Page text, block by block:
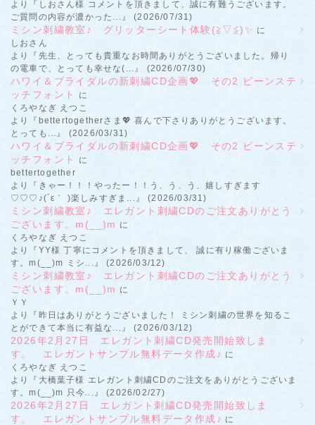
より『しおさん様 コメントを頂きまして、誠に有難うございます。
ご質問の内容が濃かった...』 (2026/07/31)
ミシン刺繍教室♪ グリッターシート体験(≧▽≦)✨ に
しおさん
より『先生、とっても貴重なお時間ありがとうございました。帰り
の電車で、とっても幸せな(...』 (2026/07/30)
ハワイ＆ブライダルの新刺繍CD企画💖 その2 ビーンステ
ッチフォント
に
くろやなぎ えつこ
より『bettertogetherさま💖 喜んで下さりありがとうございます。
とっても...』 (2026/03/31)
ハワイ＆ブライダルの新刺繍CD企画💖 その2 ビーンステ
ッチフォント
に
bettertogether
より『きゃー！！！やったー！！う、う、う、嬉しすぎます
♡♡♡♪(´ε｀ )楽しみすぎま...』 (2026/03/31)
ミシン刺繍教室♪ エレガント刺繍CDのご注文ありがとう
ございます。m(__)m に
くろやなぎ えつこ
より『YY様 丁寧にコメントを頂きまして、 誠に有り稼働ございま
す。m(__)m ミシ...』 (2026/03/12)
ミシン刺繍教室♪ エレガント刺繍CDのご注文ありがとう
ございます。m(__)m に
ＹＹ
より『昨日はありがとうございました！ ミシン刺繍の世界を知るこ
とができて本当に有益な...』 (2026/03/12)
2026年2月27日 エレガント刺繍CD発売開始致しま
す。 エレガントサンプル無料データ作成♪ に
くろやなぎ えつこ
より『大橋葉子様 エレガント刺繍CDのご注文をありがとうございま
す。m(__)m 只今...』 (2026/02/27)
2026年2月27日 エレガント刺繍CD発売開始致しま
す。 エレガントサンプル無料データ作成♪ に